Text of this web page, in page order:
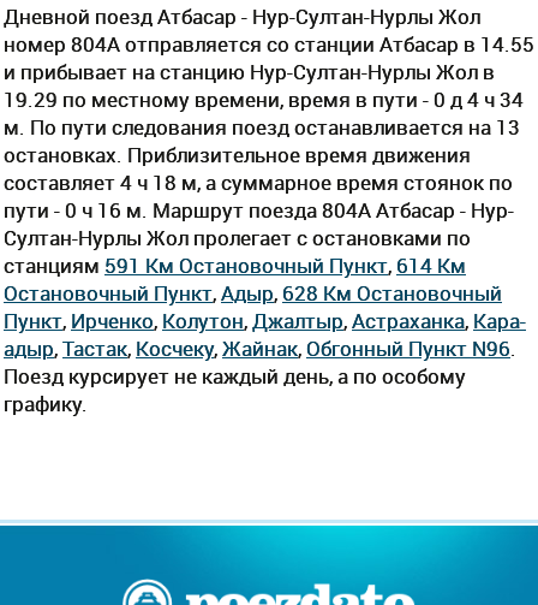
Дневной поезд Атбасар - Нур-Султан-Нурлы Жол
номер 804А отправляется со станции Атбасар в 14.55
и прибывает на станцию Нур-Султан-Нурлы Жол в
19.29 по местному времени, время в пути - 0 д 4 ч 34
м. По пути следования поезд останавливается на 13
остановках. Приблизительное время движения
составляет 4 ч 18 м, а суммарное время стоянок по
пути - 0 ч 16 м. Маршрут поезда 804А Атбасар - Нур-
Султан-Нурлы Жол пролегает c остановками по
станциям 591 Км Остановочный Пункт, 614 Км
Остановочный Пункт,Адыр, 628 Км Остановочный
Пункт, Ирченко, Колутон, Джалтыр,Астраханка, Кара-
адыр,Тастак, Косчеку,Жайнак,Обгонный Пункт N96
Поезд курсирует не каждый день, а по особому
графику.